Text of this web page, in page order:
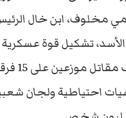
مخلوف، ابن خال
تشكيل قوة
قوامها
احتياطية ولجان